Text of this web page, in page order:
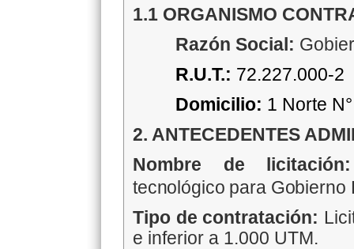
1.1 ORGANISMO
Razón Social:
R.U.T.: 72.227.000-2
Domicilio: 1 Norte
2. ANTECEDENTES
Nombre de licitación:
tecnológico para Gobierno
Tipo de contratación:
e inferior a 1.000 UTM.